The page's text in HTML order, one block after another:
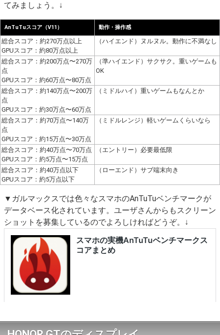
てみましょう。↓
AnTuTuスコア（V11） 動作・操作感
総合スコア：約270万点以上
GPUスコア：約80万点以上
（ハイエンド）ヌルヌル。動作に不満なし
総合スコア：約200万点〜270万
点
GPUスコア：約60万点〜80万点
（準ハイエンド）サクサク。重いゲームも
OK
総合スコア：約140万点〜200万
点
GPUスコア：約30万点〜60万点
（ミドルハイ）重いゲームもなんとか
総合スコア：約70万点〜140万
点
GPUスコア：約15万点〜30万点
（ミドルレンジ）軽いゲームくらいなら
総合スコア：約40万点〜70万点
GPUスコア：約5万点〜15万点
（エントリー）必要最低限
総合スコア：約40万点以下
GPUスコア：約5万点以下
（ローエンド）サブ端末向き
▼ガルマックスでは色々なスマホのAnTuTuベンチマークが
データベース化されています。ユーザさんからもスクリーン
ショットを募集しているのでよろしければどうぞ。↓